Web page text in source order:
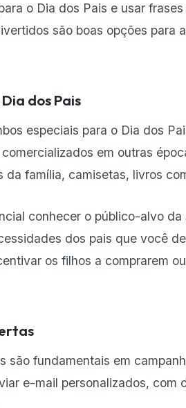
o Dia dos Pais e usar
são boas opções para
dos Pais
especiais para o Dia dos
em outras
família, camisetas, livros
conhecer o público-alvo da
dos pais que você
os filhos a comprarem
são fundamentais em
e-mail personalizados, com